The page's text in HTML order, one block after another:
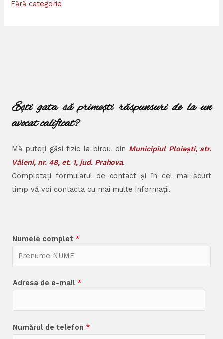
Fără categorie
Ești gata să primești răspunsuri de la un
avocat calificat?
Mă puteți găsi fizic la biroul din Municipiul Ploiești, str.
Văleni, nr. 48, et. 1, jud. Prahova.
Completați formularul de contact și în cel mai scurt
timp vă voi contacta cu mai multe informații.
Numele complet *
Adresa de e-mail *
Numărul de telefon *